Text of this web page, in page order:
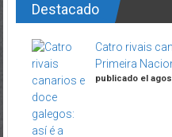
Destacado
Catro rivais
Primeira
publicado el